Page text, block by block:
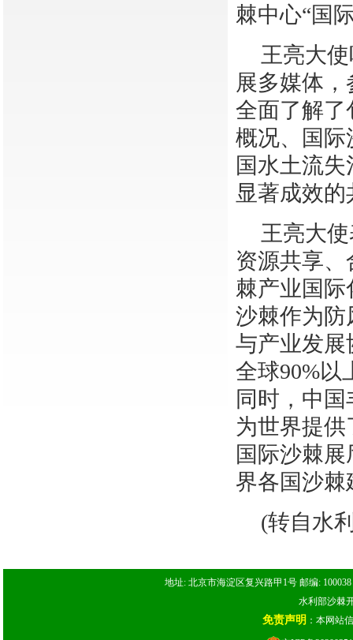
棘中心“国
王亮大
展多媒体
全面了解了
概况、国际
国水土流
显著成效的
王亮大
资源共享
棘产业国
沙棘作为防
与产业发展
全球90%以
同时，中
为世界提
国际沙棘
界各国沙
(转自水
地址: 北京市海淀区复兴路甲1号 邮编:
水利部沙棘
免责声明 ：本网站